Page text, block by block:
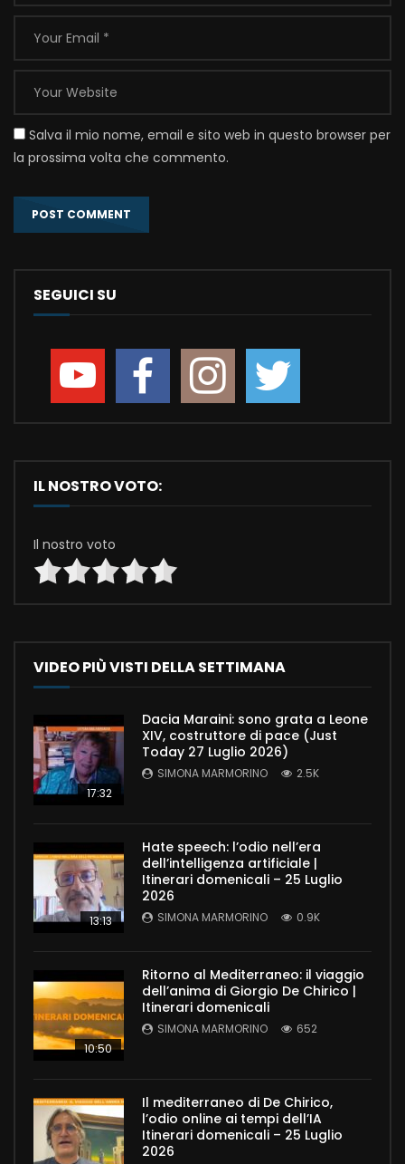
Salva il mio nome, email e sito web in questo browser per
la prossima volta che commento.
SEGUICI SU
IL NOSTRO VOTO:
Il nostro voto
VIDEO PIÙ VISTI DELLA SETTIMANA
17:32
Dacia Maraini: sono grata a Leone
XIV, costruttore di pace (Just
Today 27 Luglio 2026)
SIMONA MARMORINO 2.5K
13:13
Hate speech: l’odio nell’era
dell’intelligenza artificiale |
Itinerari domenicali – 25 Luglio
2026
SIMONA MARMORINO 0.9K
10:50
Ritorno al Mediterraneo: il viaggio
dell’anima di Giorgio De Chirico |
Itinerari domenicali
SIMONA MARMORINO 652
Il mediterraneo di De Chirico,
l’odio online ai tempi dell’IA
Itinerari domenicali – 25 Luglio
2026